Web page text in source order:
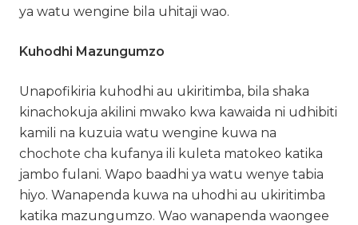
ya watu wengine bila uhitaji wao.
Kuhodhi Mazungumzo
Unapofikiria kuhodhi au ukiritimba, bila shaka
kinachokuja akilini mwako kwa kawaida ni udhibiti
kamili na kuzuia watu wengine kuwa na
chochote cha kufanya ili kuleta matokeo katika
jambo fulani. Wapo baadhi ya watu wenye tabia
hiyo. Wanapenda kuwa na uhodhi au ukiritimba
katika mazungumzo. Wao wanapenda waongee